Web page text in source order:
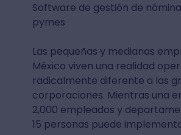
Software de gestión de
pymes
Las pequeñas y medianas
México viven una realidad
radicalmente diferente a las
corporaciones. Mientras una
2,000 empleados y
15 personas puede